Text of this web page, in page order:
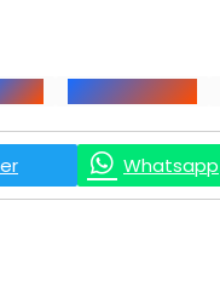
Whatsapp